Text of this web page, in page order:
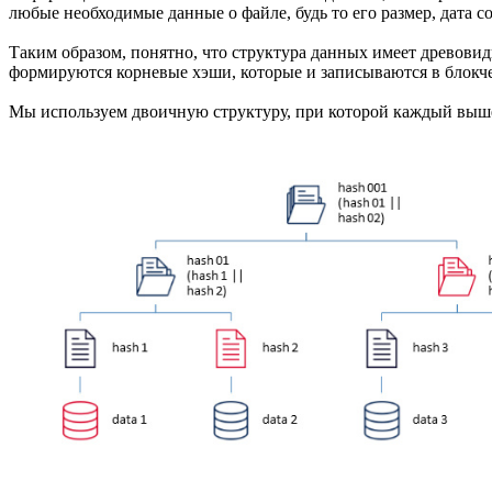
любые необходимые данные о файле, будь то его размер, дата
Таким образом, понятно, что структура данных имеет
формируются корневые хэши, которые и записываются в
Мы используем двоичную структуру, при которой каждый